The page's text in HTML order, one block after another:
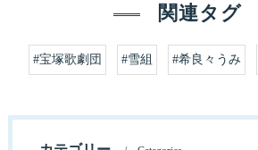
関連タグ
#宝塚歌劇団 #雪組 #希良々うみ